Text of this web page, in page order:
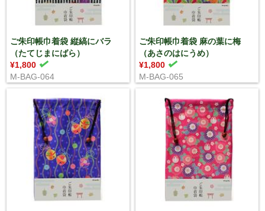
ご朱印帳巾着袋 縦縞にバラ
（たてじまにばら）
¥1,800
M-BAG-064
ご朱印帳巾着袋 麻の葉に梅
（あさのはにうめ）
¥1,800
M-BAG-065